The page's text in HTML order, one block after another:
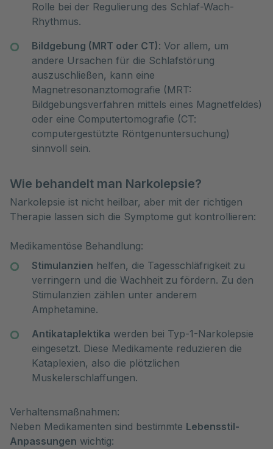
Rolle bei der Regulierung des Schlaf-Wach-
Rhythmus.
Bildgebung (MRT oder CT): Vor allem, um
andere Ursachen für die Schlafstörung
auszuschließen, kann eine
Magnetresonanztomografie (MRT:
Bildgebungsverfahren mittels eines Magnetfeldes)
oder eine Computertomografie (CT:
computergestützte Röntgenuntersuchung)
sinnvoll sein.
Wie behandelt man Narkolepsie?
Narkolepsie ist nicht heilbar, aber mit der richtigen
Therapie lassen sich die Symptome gut kontrollieren:
Medikamentöse Behandlung:
Stimulanzien helfen, die Tagesschläfrigkeit zu
verringern und die Wachheit zu fördern. Zu den
Stimulanzien zählen unter anderem
Amphetamine.
Antikataplektika werden bei Typ-1-Narkolepsie
eingesetzt. Diese Medikamente reduzieren die
Kataplexien, also die plötzlichen
Muskelerschlaffungen.
Verhaltensmaßnahmen:
Neben Medikamenten sind bestimmte Lebensstil-
Anpassungen wichtig: